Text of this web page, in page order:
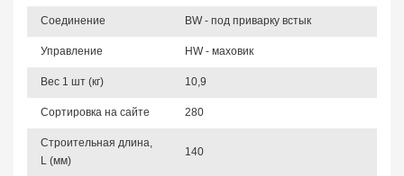
Соединение BW - под приварку встык
Управление HW - маховик
Вес 1 шт (кг) 10,9
Сортировка на сайте 280
Строительная длина,
L (мм)
140